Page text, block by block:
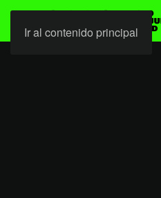
Ir al contenido principal